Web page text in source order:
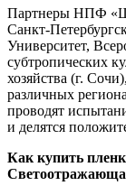
Партнеры НПФ
Санкт-
Университет,
субтропических
хозяйства (г.
различных
проводят
и делятся
Как купить